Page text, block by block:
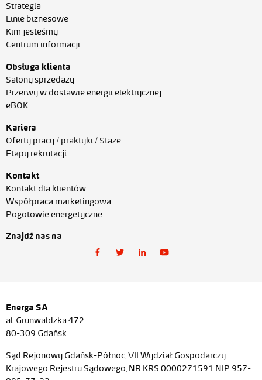
Strategia
Linie biznesowe
Kim jesteśmy
Centrum informacji
Obsługa klienta
Salony sprzedaży
Przerwy w dostawie energii elektrycznej
eBOK
Kariera
Oferty pracy / praktyki / Staże
Etapy rekrutacji
Kontakt
Kontakt dla klientów
Współpraca marketingowa
Pogotowie energetyczne
Znajdź nas na
Energa SA
al. Grunwaldzka 472
80-309 Gdańsk
Sąd Rejonowy Gdańsk-Północ, VII Wydział Gospodarczy
Krajowego Rejestru Sądowego, NR KRS 0000271591 NIP 957-